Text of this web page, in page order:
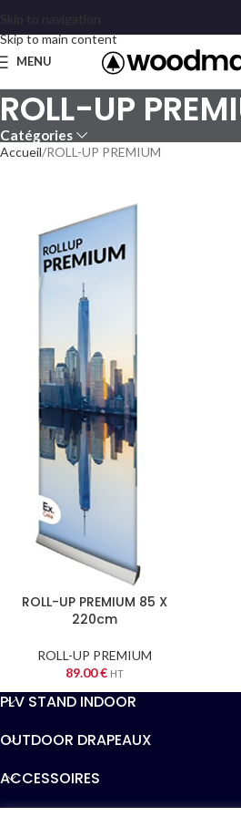
Skip to main content
MENU
ROLL-UP
Catégories
Accueil ROLL-UP PREMIUM
ROLL-UP PREMIUM 85 X
220cm
ROLL-UP PREMIUM
89.00€ HT
PLV STAND INDOOR
OUTDOOR DRAPEAUX
ACCESSOIRES